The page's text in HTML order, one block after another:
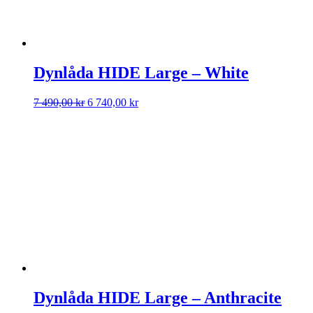
Dynlåda HIDE Large – White
7 490,00kr Det
6 740,00 krDet
Dynlåda HIDE Large – Anthracite